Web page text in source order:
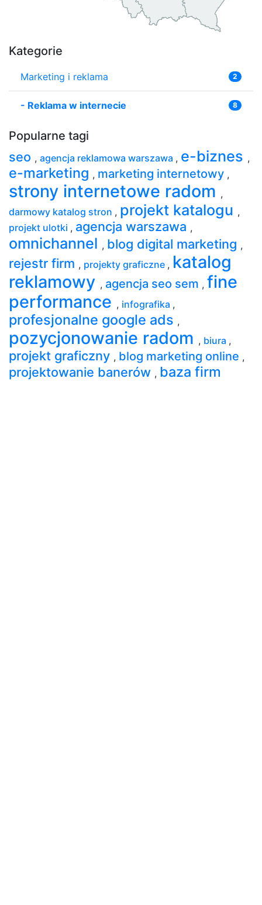
Kategorie
Marketing i reklama 2
- Reklama w internecie 8
Popularne tagi
seo , agencja reklamowa warszawa , e-biznes ,
e-marketing , marketing internetowy ,
strony internetowe radom ,
darmowy katalog stron , projekt katalogu ,
projekt ulotki , agencja warszawa ,
omnichannel , blog digital marketing ,
rejestr firm , projekty graficzne , katalog
reklamowy , agencja seo sem , fine
performance , infografika ,
profesjonalne google ads ,
pozycjonowanie radom , biura ,
projekt graficzny , blog marketing online ,
projektowanie banerów , baza firm